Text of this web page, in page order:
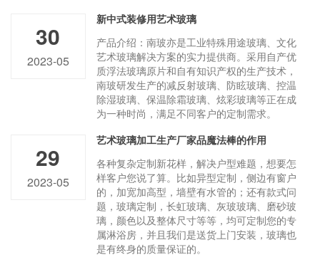
30
2023-05
新中式装修用艺术玻璃
产品介绍：南玻亦是工业特殊用途玻璃、文化
艺术玻璃解决方案的实力提供商。采用自产优
质浮法玻璃原片和自有知识产权的生产技术，
南玻研发生产的减反射玻璃、防眩玻璃、控温
除湿玻璃、保温除霜玻璃、炫彩玻璃等正在成
为一种时尚，满足不同客户的定制需求。
29
2023-05
艺术玻璃加工生产厂家品魔法棒的作用
各种复杂定制新花样，解决户型难题，想要怎
样客户您说了算。比如异型定制，侧边有窗户
的，加宽加高型，墙壁有水管的；还有款式问
题，玻璃定制，长虹玻璃、灰玻玻璃、磨砂玻
璃，颜色以及整体尺寸等等，均可定制您的专
属淋浴房，并且我们是送货上门安装，玻璃也
是有终身的质量保证的。